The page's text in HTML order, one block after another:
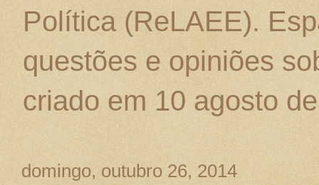
Política (ReLAEE).
questões e opiniões
criado em 10 agosto
domingo, outubro 26, 2014